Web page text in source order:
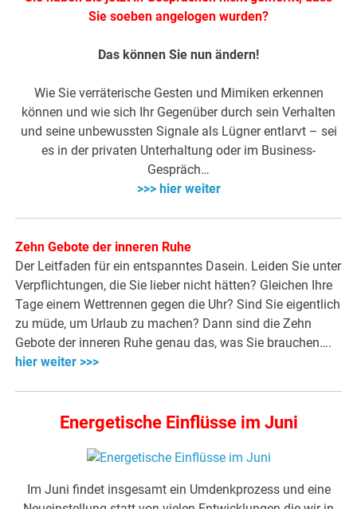
Sie soeben angelogen wurden?
Das können Sie nun ändern!
Wie Sie verräterische Gesten und Mimiken erkennen
können und wie sich Ihr Gegenüber durch sein Verhalten
und seine unbewussten Signale als Lügner entlarvt – sei
es in der privaten Unterhaltung oder im Business-
Gespräch…
>>> hier weiter
Zehn Gebote der inneren Ruhe
Der Leitfaden für ein entspanntes Dasein. Leiden Sie unter
Verpflichtungen, die Sie lieber nicht hätten? Gleichen Ihre
Tage einem Wettrennen gegen die Uhr? Sind Sie eigentlich
zu müde, um Urlaub zu machen? Dann sind die Zehn
Gebote der inneren Ruhe genau das, was Sie brauchen….
hier weiter >>>
Energetische Einflüsse im Juni
Im Juni findet insgesamt ein Umdenkprozess und eine